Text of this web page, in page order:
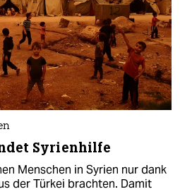
Syrien­hilfe
Menschen in Syrien nur dank
der Türkei brachten. Damit